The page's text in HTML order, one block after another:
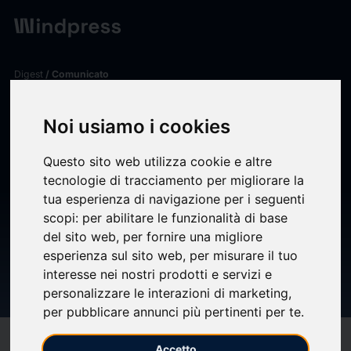
Noi usiamo i cookies
Questo sito web utilizza cookie e altre
tecnologie di tracciamento per migliorare la
tua esperienza di navigazione per i seguenti
scopi: per abilitare le funzionalità di base
del sito web, per fornire una migliore
esperienza sul sito web, per misurare il tuo
interesse nei nostri prodotti e servizi e
personalizzare le interazioni di marketing,
per pubblicare annunci più pertinenti per te.
Digest/ Comunicato
TMP GROUP: LASSEMBLEA
ORDINARIA DEGLI AZIONISTI
APPROVA IL BILANCIO DI
ESERCIZIO E LE ULTERIORI
PROPOSTE ALLORDINE DEL
GIORNO
Compatibilità